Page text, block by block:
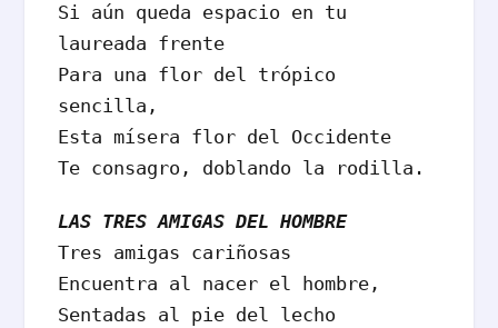
Si aún queda espacio en tu
laureada frente
Para una flor del trópico
sencilla,
Esta mísera flor del Occidente
Te consagro, doblando la rodilla.
LAS TRES AMIGAS DEL HOMBRE
Tres amigas cariñosas
Encuentra al nacer el hombre,
Sentadas al pie del lecho